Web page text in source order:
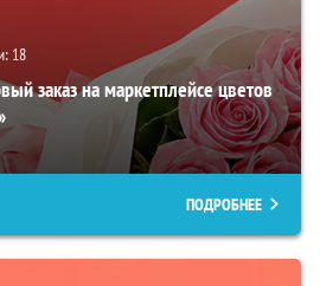
18
заказ на маркетплейсе цветов
ПОДРОБНЕЕ